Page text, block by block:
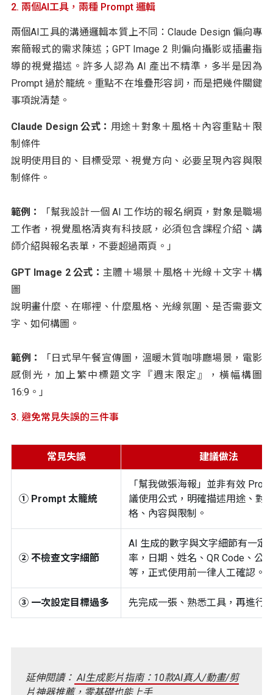
2. 兩個AI工具，兩種 Prompt 邏輯
兩個AI工具的溝通邏輯本質上不同：Claude Design 偏向專
案簡報式的需求陳述；GPT Image 2 則偏向攝影或插畫指
導的視覺描述。許多人認為 AI 產出不精準，多半是因為
Prompt 過於籠統。重點不在堆疊形容詞，而是把幾件關鍵
事項說清楚。
Claude Design 公式： 用途＋對象＋風格＋內容重點＋限
制條件
說明使用目的、目標受眾、視覺方向、必要呈現內容與限
制條件。
範例：
「幫我設計一個 AI 工作坊的報名網頁，對象是職場
工作者，視覺風格清爽有科技感，必須包含課程介紹、講
師介紹與報名表單，不要超過兩頁。」
GPT Image 2 公式： 主體＋場景＋風格＋光線＋文字＋構
圖
說明畫什麼、在哪裡、什麼風格、光線氛圍、是否需要文
字、如何構圖。
範例：
「日式早午餐宣傳圖，溫暖木質咖啡廳場景，電影
感側光，加上繁中標題文字『週末限定』，橫幅構圖
16:9。」
3. 避免常見失誤的三件事
常見失誤 建議做法
① Prompt 太籠統
「幫我做張海報」並非有效
議使用公式，明確描述用途、對
格、內容與限制。
② 不檢查文字細節
AI 生成的數字與文字細節有一定
率，日期、姓名、QR Code、公
等，正式使用前一律人工確認。
③ 一次設定目標過多 先完成一張、熟悉工具，再進行
延伸閱讀： AI生成影片指南：10款AI真人/動畫/剪
片神器推薦，零基礎也能上手